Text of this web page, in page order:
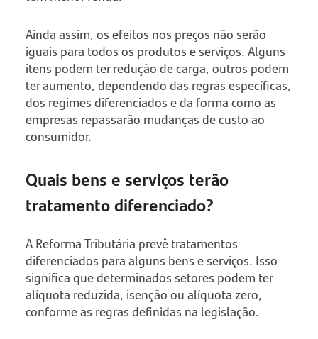
Ainda assim, os efeitos nos preços não serão
iguais para todos os produtos e serviços. Alguns
itens podem ter redução de carga, outros podem
ter aumento, dependendo das regras específicas,
dos regimes diferenciados e da forma como as
empresas repassarão mudanças de custo ao
consumidor.
Quais bens e serviços terão
tratamento diferenciado?
A Reforma Tributária prevê tratamentos
diferenciados para alguns bens e serviços. Isso
significa que determinados setores podem ter
alíquota reduzida, isenção ou alíquota zero,
conforme as regras definidas na legislação.